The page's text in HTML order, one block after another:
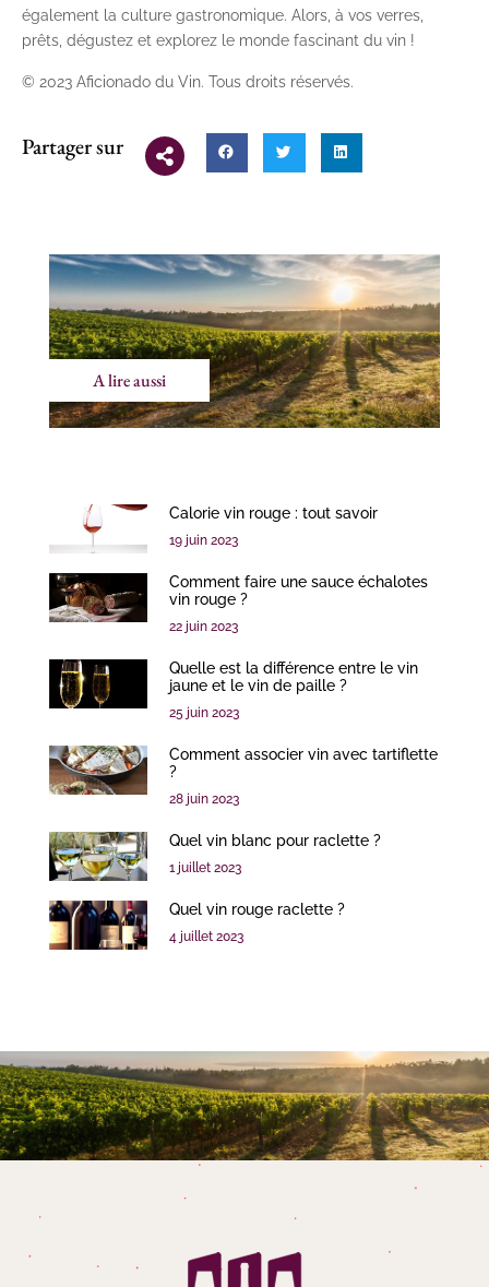
également la culture gastronomique. Alors, à vos verres,
prêts, dégustez et explorez le monde fascinant du vin !
© 2023 Aficionado du Vin. Tous droits réservés.
Partager sur
A lire aussi
Calorie vin rouge : tout savoir
19 juin 2023
Comment faire une sauce échalotes
vin rouge ?
22 juin 2023
Quelle est la différence entre le vin
jaune et le vin de paille ?
25 juin 2023
Comment associer vin avec tartiflette
?
28 juin 2023
Quel vin blanc pour raclette ?
1 juillet 2023
Quel vin rouge raclette ?
4 juillet 2023